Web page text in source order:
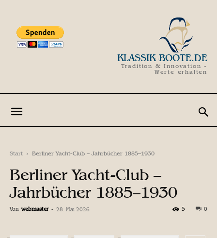
KLASSIK-BOOTE.DE
Tradition & Innovation -
Werte erhalten
Start Berliner Yacht-Club – Jahrbücher 1885–1930
Berliner Yacht-Club –
Jahrbücher 1885–1930
Von webmaster - 28. Mai 2026 0
5